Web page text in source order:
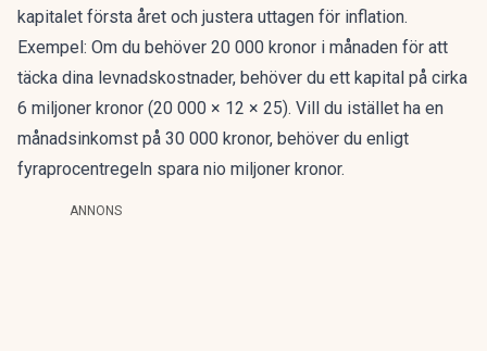
kapitalet första året och justera uttagen för inflation.
Exempel: Om du behöver 20 000 kronor i månaden för att
täcka dina levnadskostnader, behöver du ett kapital på cirka
6 miljoner kronor (20 000 × 12 × 25). Vill du istället ha en
månadsinkomst på 30 000 kronor, behöver du enligt
fyraprocentregeln spara nio miljoner kronor.
ANNONS